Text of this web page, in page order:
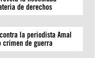
de derechos
la periodista Amal
crimen de guerra